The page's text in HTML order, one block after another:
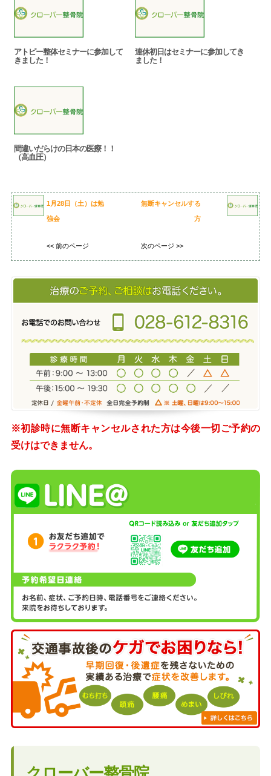
アトピー整体セミナーに参加して
きました！
連休初日はセミナーに参加してき
ました！
間違いだらけの日本の医療！！
（高血圧）
1月28日（土）は勉
強会
<< 前のページ
無断キャンセルする
方
次のページ >>
※初診時に無断キャンセルされた方は今後一切ご予約の
受けはできません。